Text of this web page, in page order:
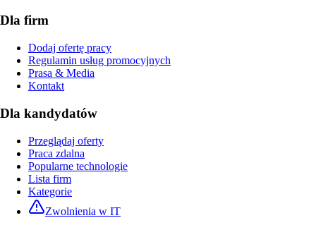
Dla firm
Dodaj ofertę pracy
Regulamin usług promocyjnych
Prasa & Media
Kontakt
Dla kandydatów
Przeglądaj oferty
Praca zdalna
Popularne technologie
Lista firm
Kategorie
Zwolnienia w IT